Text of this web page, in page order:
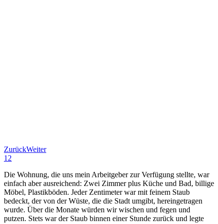
ZurückWeiter
1 2
Die Wohnung, die uns mein Arbeitgeber zur Verfügung stellte, war
einfach aber ausreichend: Zwei Zimmer plus Küche und Bad, billige
Möbel, Plastikböden. Jeder Zentimeter war mit feinem Staub
bedeckt, der von der Wüste, die die Stadt umgibt, hereingetragen
wurde. Über die Monate würden wir wischen und fegen und
putzen. Stets war der Staub binnen einer Stunde zurück und legte